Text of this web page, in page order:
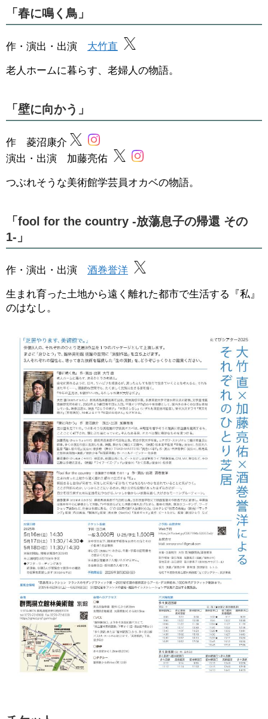
「春に鳴く鳥」
作・演出・出演 大竹直
老人ホームに暮らす、老婦人の物語。
「壁に向かう」
作 菱沼康介
演出・出演 加藤亮佑
つぶれそうな美術館学芸員オカベの物語。
「fool for the country -放蕩息子の帰還 その
1-」
作・演出・出演 酒巻誉洋
生まれ育った土地から遠く離れた都市で生活する『私』
のはなし。